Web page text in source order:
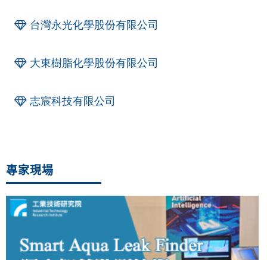
台灣永光化學股份有限公司
大東樹脂化學股份有限公司
志宸科技有限公司
專家現場